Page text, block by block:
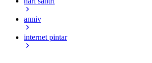
anniv
internet pintar